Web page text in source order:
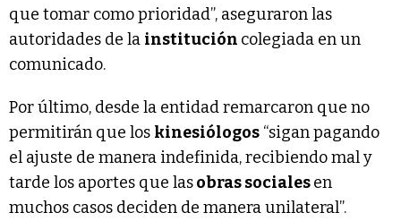
que tomar como prioridad”, aseguraron las
autoridades de la institución colegiada en un
comunicado.
Por último, desde la entidad remarcaron que no
permitirán que los kinesiólogos “sigan pagando
el ajuste de manera indefinida, recibiendo mal y
tarde los aportes que lasobras socialesen
muchos casos deciden de manera unilateral”.